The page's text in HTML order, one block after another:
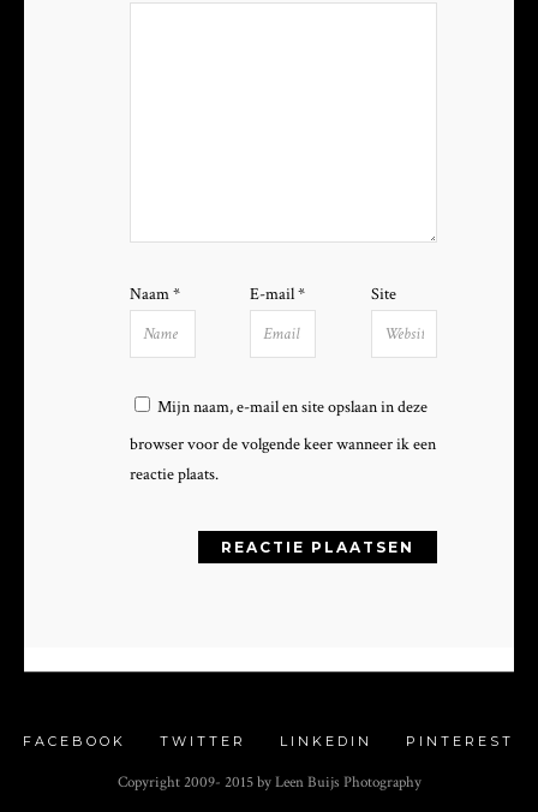
Naam* E-mail* Site
Mijn naam, e-mail en site opslaan in deze
browser voor de volgende keer wanneer ik een
reactie plaats.
FACEBOOK TWITTER LINKEDIN PINTEREST
Copyright 2009- 2015 by Leen Buijs Photography